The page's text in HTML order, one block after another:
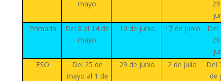
mayo
Primaria
Del 8 al 14 de
mayo
10 de junio 17 de junio
Del
ESO
Del 25 de
mayo al 1 de
29 de junio 2 de julio
Del
de